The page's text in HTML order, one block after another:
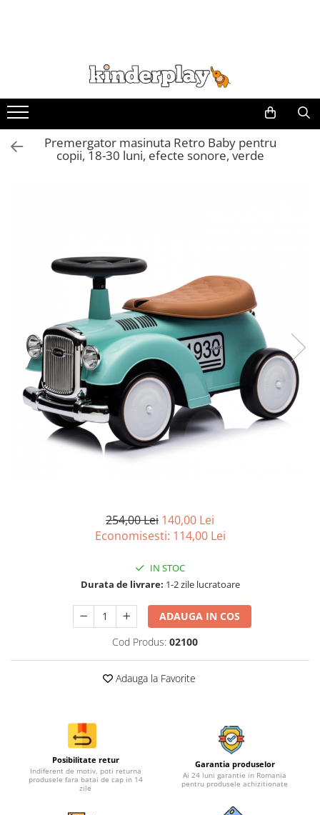
Premergator masinuta Retro Baby pentru
copii, 18-30 luni, efecte sonore, verde
254,00 Lei 140,00 Lei
Economisesti: 114,00 Lei
IN STOC
Durata de livrare: 1-2 zile lucratoare
ADAUGA IN COS
Cod Produs: 02100
Adauga la Favorite
Posibilitate retur
Indiferent de motiv, poti returna
produsele fara batai de cap in 14
zile
Garantia produselor
Ai 24 luni garantie in Romania
pentru produsele achizitionate